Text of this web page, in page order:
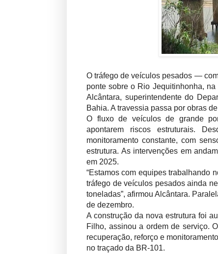
O tráfego de veículos pesados —
ponte sobre o Rio Jequitinhonha,
Alcântara, superintendente do
Bahia. A travessia passa por obras
O fluxo de veículos de grande
apontarem riscos estruturais.
monitoramento constante, com
estrutura. As intervenções em
em 2025.
“Estamos com equipes trabalhando
tráfego de veículos pesados ainda
toneladas”, afirmou Alcântara.
de dezembro.
A construção da nova estrutura foi
Filho, assinou a ordem de serviço.
recuperação, reforço e
no traçado da BR-101.